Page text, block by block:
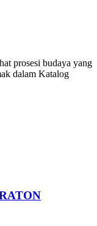
prosesi budaya yang
dalam Katalog